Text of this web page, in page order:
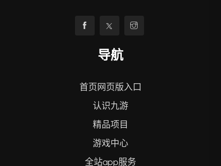
导航
首页网页版入口
认识九游
精品项目
游戏中心
全站app服务